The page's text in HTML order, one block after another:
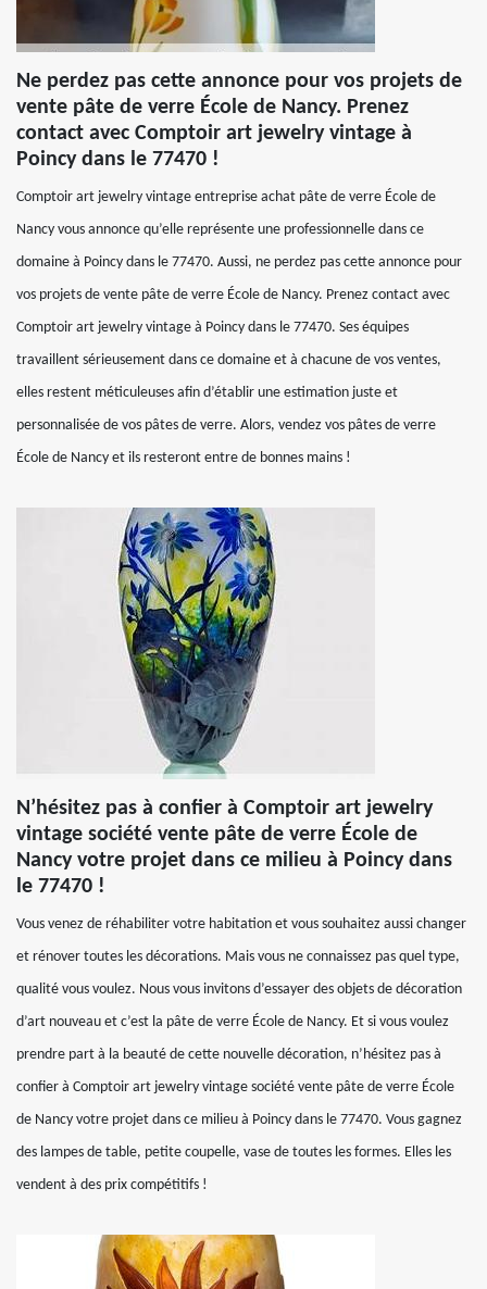
Ne perdez pas cette annonce pour vos projets de
vente pâte de verre École de Nancy. Prenez
contact avec Comptoir art jewelry vintage à
Poincy dans le 77470 !
Comptoir art jewelry vintage entreprise achat pâte de verre École de
Nancy vous annonce qu’elle représente une professionnelle dans ce
domaine à Poincy dans le 77470. Aussi, ne perdez pas cette annonce pour
vos projets de vente pâte de verre École de Nancy. Prenez contact avec
Comptoir art jewelry vintage à Poincy dans le 77470. Ses équipes
travaillent sérieusement dans ce domaine et à chacune de vos ventes,
elles restent méticuleuses afin d’établir une estimation juste et
personnalisée de vos pâtes de verre. Alors, vendez vos pâtes de verre
École de Nancy et ils resteront entre de bonnes mains !
N’hésitez pas à confier à Comptoir art jewelry
vintage société vente pâte de verre École de
Nancy votre projet dans ce milieu à Poincy dans
le 77470 !
Vous venez de réhabiliter votre habitation et vous souhaitez aussi changer
et rénover toutes les décorations. Mais vous ne connaissez pas quel type,
qualité vous voulez. Nous vous invitons d’essayer des objets de décoration
d’art nouveau et c’est la pâte de verre École de Nancy. Et si vous voulez
prendre part à la beauté de cette nouvelle décoration, n’hésitez pas à
confier à Comptoir art jewelry vintage société vente pâte de verre École
de Nancy votre projet dans ce milieu à Poincy dans le 77470. Vous gagnez
des lampes de table, petite coupelle, vase de toutes les formes. Elles les
vendent à des prix compétitifs !